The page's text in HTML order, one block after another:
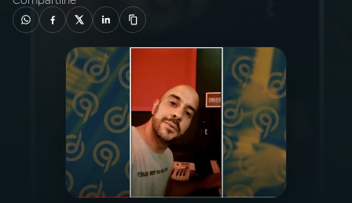
PROGRAMAS
PODCASTS
VIDEOCASTS